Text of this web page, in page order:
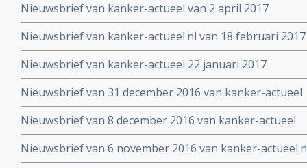
Nieuwsbrief van kanker-actueel van 2 april 2017
Nieuwsbrief van kanker-actueel.nl van 18 februari 2017
Nieuwsbrief van kanker-actueel 22 januari 2017
Nieuwsbrief van 31 december 2016 van kanker-actueel
Nieuwsbrief van 8 december 2016 van kanker-actueel
Nieuwsbrief van 6 november 2016 van kanker-